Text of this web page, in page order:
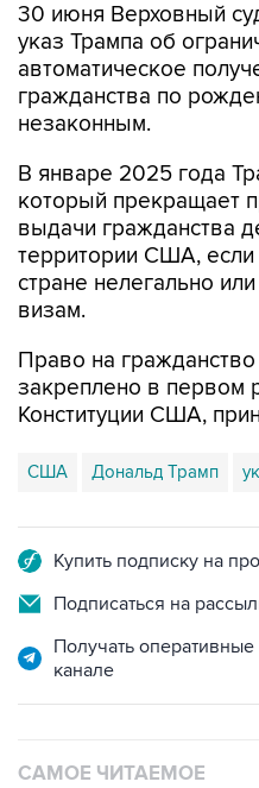
30 июня Верховный
указ Трампа об
автоматическое
гражданства по
незаконным.
В январе 2025 года
который прекращает
выдачи гражданства
территории США, если
стране нелегально
визам.
Право на
закреплено в первом
Конституции США,
США Дональд Трамп
Купить подписку на
Подписаться на
Получать
канале
САМОЕ ЧИТАЕМОЕ